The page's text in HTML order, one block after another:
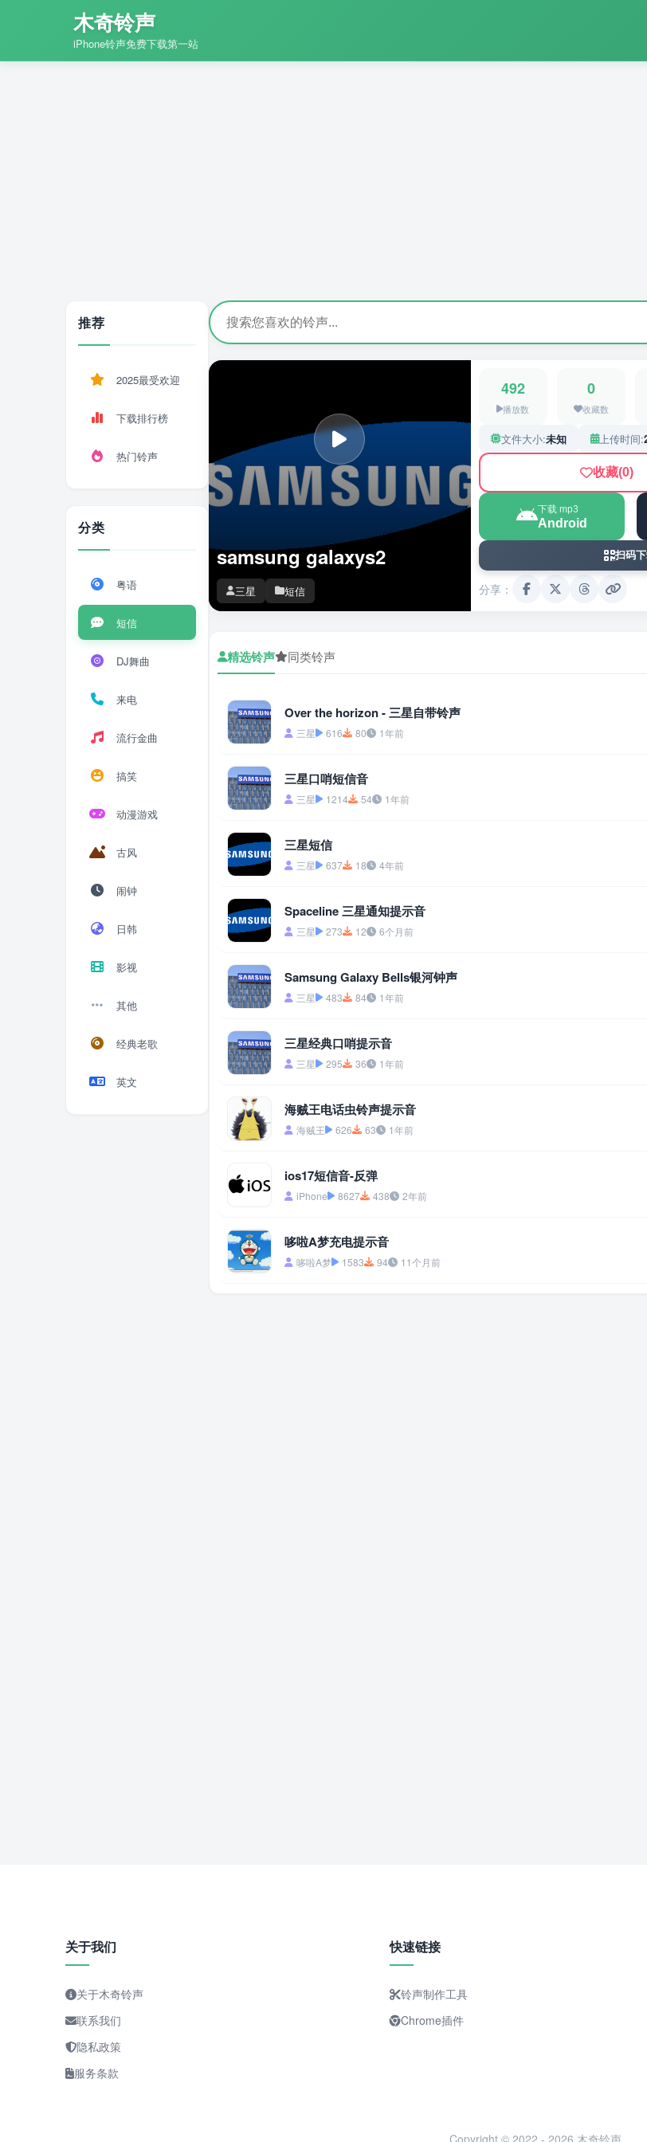
木奇铃声
iPhone铃声免费下载第一站
推荐
2025最受欢迎
下载排行榜
热门铃声
分类
粤语
短信
DJ舞曲
来电
流行金曲
搞笑
动漫游戏
古风
闹钟
日韩
影视
其他
经典老歌
英文
samsung galaxys2
三星 短信
492
播放数
0
收藏数
文件大小:未知 上传时间:
收藏(0)
下载 mp3
Android
扫码
分享：
精选铃声 同类铃声
Over the horizon - 三星自带铃声
三星 616 80 1年前
三星口哨短信音
三星 1214 54 1年前
三星短信
三星 637 18 4年前
Spaceline 三星通知提示音
三星 273 12 6个月前
Samsung Galaxy Bells银河钟声
三星 483 84 1年前
三星经典口哨提示音
三星 295 36 1年前
海贼王电话虫铃声提示音
海贼王 626 63 1年前
ios17短信音-反弹
iPhone 8627 438 2年前
哆啦A梦充电提示音
哆啦A梦 1583 94 11个月前
关于我们
关于木奇铃声
联系我们
隐私政策
服务条款
快速链接
铃声制作工具
Chrome插件